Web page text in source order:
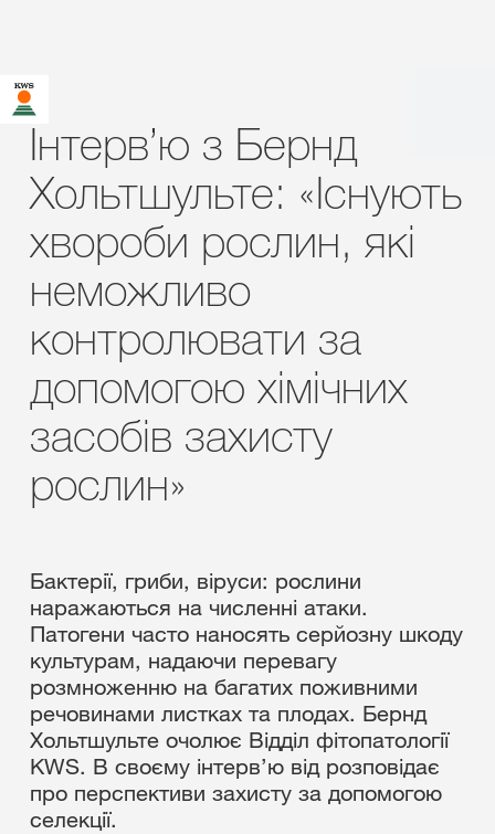
Інтерв’ю з Бернд
Хольтшульте: «Існують
хвороби рослин, які
неможливо
контролювати за
допомогою хімічних
засобів захисту
рослин»
Бактерії, гриби, віруси: рослини
наражаються на численні атаки.
Патогени часто наносять серйозну шкоду
культурам, надаючи перевагу
розмноженню на багатих поживними
речовинами листках та плодах. Бернд
Хольтшульте очолює Відділ фітопатології
KWS. В своєму інтерв’ю від розповідає
про перспективи захисту за допомогою
селекції.